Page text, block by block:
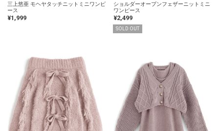
三上悠亜 モヘヤタッチニットミニワンピ
ース
¥1,999
ショルダーオープンフェザーニットミニ
ワンピース
¥2,499
SOLD OUT